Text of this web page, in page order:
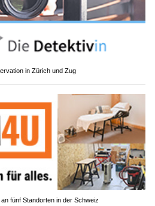
in Zürich und Zug
fünf Standorten in der Schweiz